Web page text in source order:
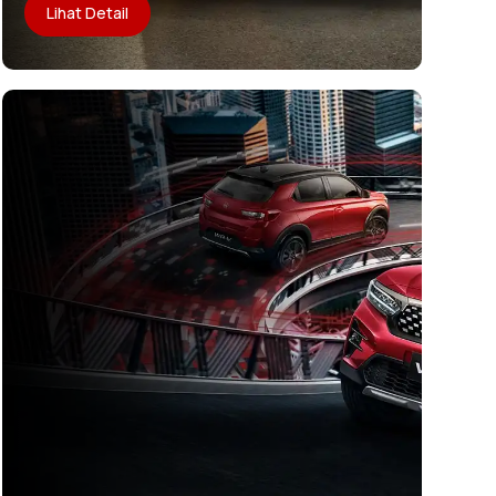
Lihat Detail